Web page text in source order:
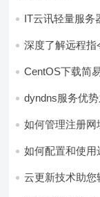
IT云讯轻量服务
深度了解远程
CentOS下载简
dyndns服务优
如何管理注册网
如何配置和使用
云更新技术助